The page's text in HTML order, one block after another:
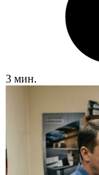
3 мин.